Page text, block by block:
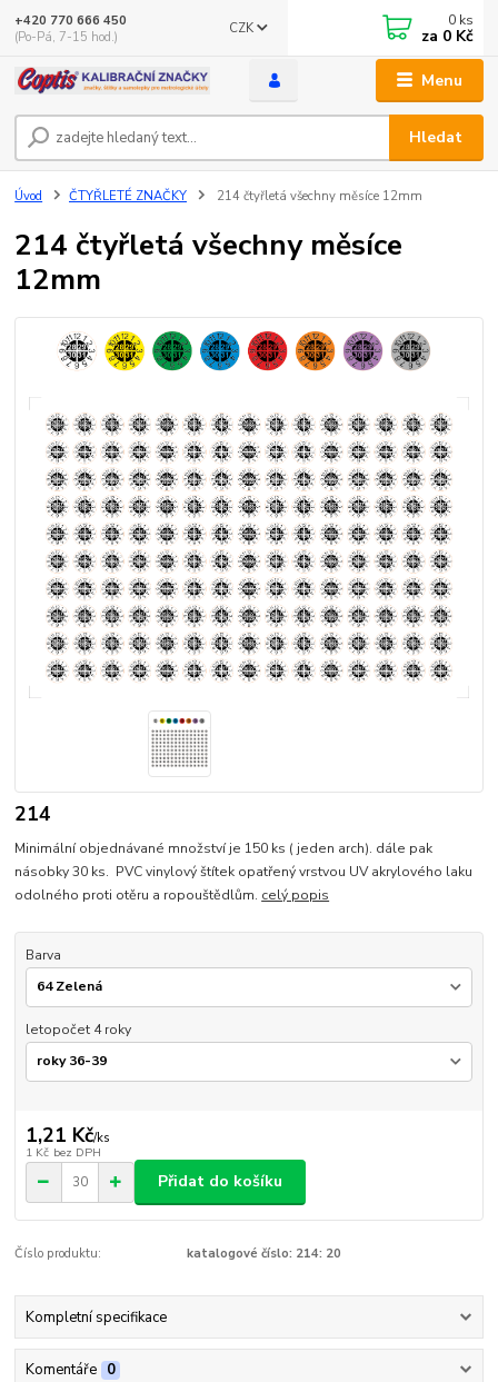
Menu
CZK
Hledat
+420 770 666 450
(Po-Pá, 7-15 hod.)
0 ks
za 0 Kč
Úvod ČTYŘLETÉ ZNAČKY 214 čtyřletá všechny měsíce 12mm
214 čtyřletá všechny měsíce
12mm
214
Minimální objednávané množství je 150 ks ( jeden arch). dále pak
násobky 30 ks. PVC vinylový štítek opatřený vrstvou UV akrylového laku
odolného proti otěru a ropouštědlům. celý popis
Barva
letopočet 4 roky
1,21 Kč/ks
1 Kč bez DPH
Přidat do košíku
Číslo produktu: katalogové číslo: 214: 20
Kompletní specifikace
Komentáře 0